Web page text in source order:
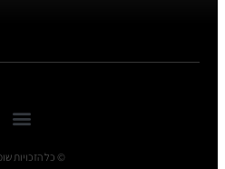
© כל הזכויות